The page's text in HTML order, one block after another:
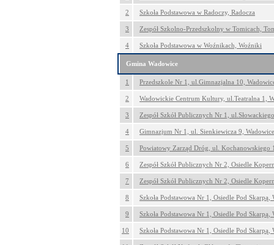
2 Szkoła Podstawowa w Radoczy, Radocza
3 Zespół Szkolno-Przedszkolny w Tomicach,
4 Szkoła Podstawowa w Woźnikach, Woźniki
Gmina Wadowice
1 Przedszkole Nr 1, ul.Gimnazjalna 10,
2 Wadowickie Centrum Kultury, ul.Teatralna 1,
3 Zespół Szkół Publicznych Nr 1,
4 Gimnazjum Nr 1, ul. Sienkiewicza 9, Wadowice
5 Powiatowy Zarząd Dróg, ul. Kochanowskiego
6 Zespół Szkół Publicznych Nr 2, Osiedle
7 Zespół Szkół Publicznych Nr 2, Osiedle
8 Szkoła Podstawowa Nr 1, Osiedle Pod Skarpą,
9 Szkoła Podstawowa Nr 1, Osiedle Pod Skarpą,
10 Szkoła Podstawowa Nr 1, Osiedle Pod Skarpą,